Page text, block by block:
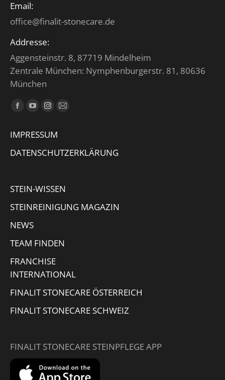
Email:
office@finalit-stonecare.de
Addresse:
Aggensteinstr. 8, 87719 Mindelheim
Zentrale München: Nymphenburgerstr. 81, 80636
München
Finden Sie uns auf:
Facebook
opens
in
YouTube
opens
in
Instagram
opens
in
E-
opens
window
IMPRESSUM
DATENSCHUTZERKLÄRUNG
STEIN-WISSEN
STEINREINIGUNG MAGAZIN
NEWS
TEAM FINDEN
FRANCHISE
INTERNATIONAL
FINALIT STONECARE ÖSTERREICH
FINALIT STONECARE SCHWEIZ
FINALIT STONECARE STEINPFLEGE APP